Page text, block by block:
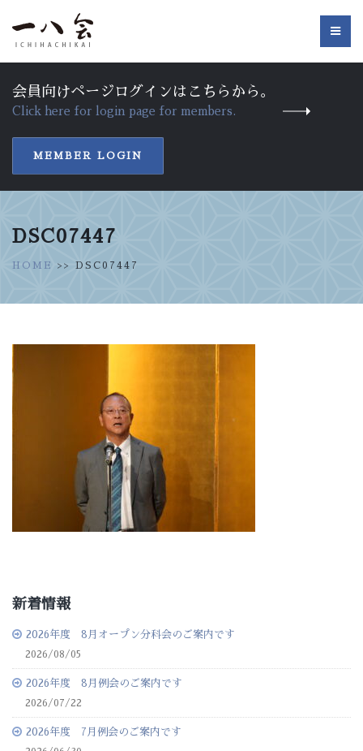
会員向けページログインはこちらから。
Click here for login page for members.
MEMBER LOGIN
DSC07447
HOME >> DSC07447
新着情報
2026年度 8月オープン分科会のご案内です
2026/08/05
2026年度 8月例会のご案内です
2026/07/22
2026年度 7月例会のご案内です